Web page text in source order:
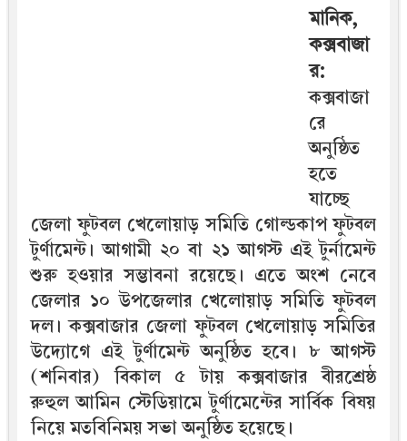
মানিক,
কক্সবাজা
র:
কক্সবাজা
রে
অনুষ্ঠিত
হতে
যাচ্ছে
জেলা ফুটবল খেলোয়াড় সমিতি গোল্ডকাপ ফুটবল
টুর্ণামেন্ট। আগামী ২০ বা ২১ আগস্ট এই টুর্নামেন্ট
শুরু হওয়ার সম্ভাবনা রয়েছে। এতে অংশ নেবে
জেলার ১০ উপজেলার খেলোয়াড় সমিতি ফুটবল
দল। কক্সবাজার জেলা ফুটবল খেলোয়াড় সমিতির
উদ্যোগে এই টুর্ণামেন্ট অনুষ্ঠিত হবে। ৮ আগস্ট
(শনিবার) বিকাল ৫ টায় কক্সবাজার বীরশ্রেষ্ঠ
রুহুল আমিন স্টেডিয়ামে টুর্ণামেন্টের সার্বিক বিষয়
নিয়ে মতবিনিময় সভা অনুষ্ঠিত হয়েছে।